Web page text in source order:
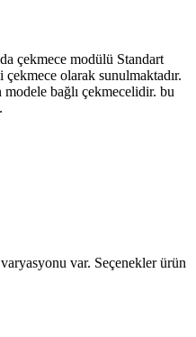
çekmece modülü Standart
olarak sunulmaktadır.
bağlı çekmecelidir. bu
var. Seçenekler ürün